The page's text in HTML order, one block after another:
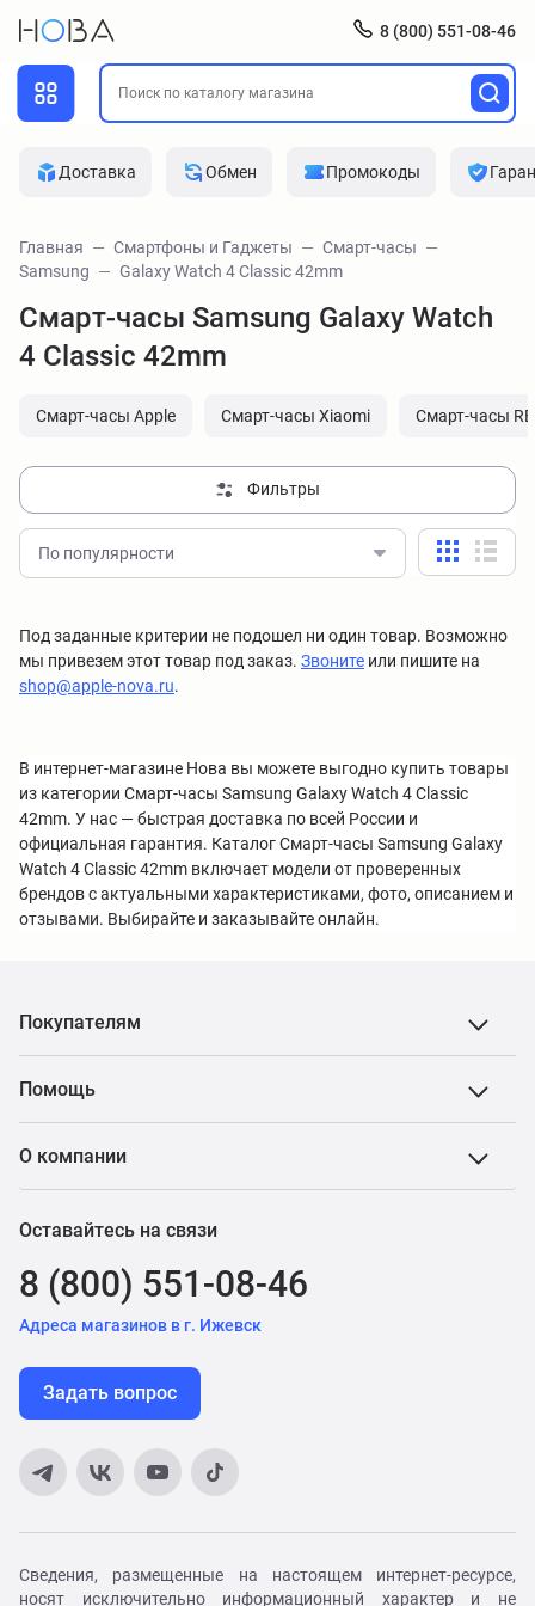
8 (800) 551-08-46
Доставка Обмен Промокоды
Главная Смартфоны и Гаджеты
Смарт-часы
Samsung
Galaxy Watch 4 Classic 42mm
Смарт-часы Samsung Galaxy Watch
4 Classic 42mm
Смарт-часы Apple Смарт-часы Xiaomi Смарт-часы
Фильтры
По популярности
Под заданные критерии не подошел ни один товар. Возможно
мы привезем этот товар под заказ. Звоните или пишите на
shop@apple-nova.ru.
В интернет-магазине Нова вы можете выгодно купить товары
из категории Смарт-часы Samsung Galaxy Watch 4 Classic
42mm. У нас — быстрая доставка по всей России и
официальная гарантия. Каталог Смарт-часы Samsung Galaxy
Watch 4 Classic 42mm включает модели от проверенных
брендов с актуальными характеристиками, фото, описанием и
отзывами. Выбирайте и заказывайте онлайн.
Покупателям
Помощь
О компании
Оставайтесь на связи
8 (800) 551-08-46
Адреса магазинов в г. Ижевск
Задать вопрос
Сведения, размещенные на настоящем интернет-ресурсе,
носят исключительно информационный характер и не